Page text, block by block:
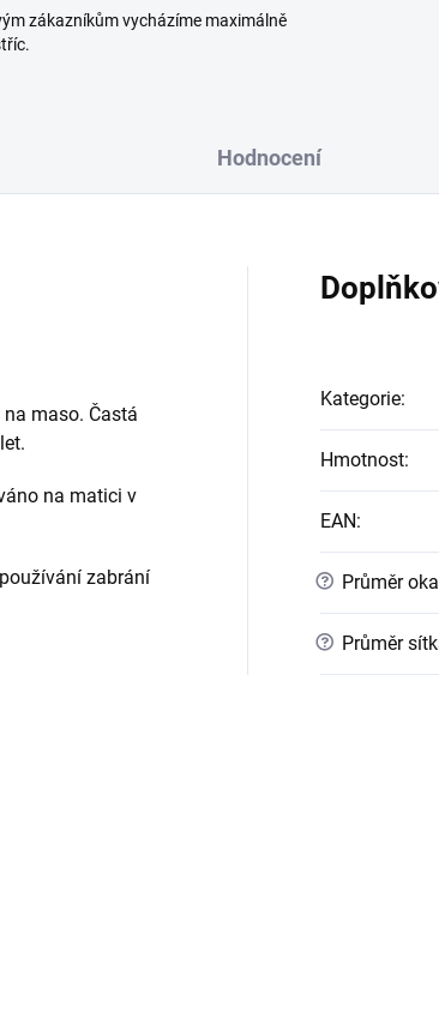
zákazníkům vycházíme maximálně
Hodnocení
maso. Častá
na matici v
zabrání
Kategorie:
Hmotnost:
EAN:
? Průměr oka
? Průměr